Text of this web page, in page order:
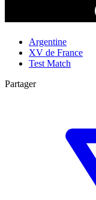
Argentine
XV de France
Test Match
Partager